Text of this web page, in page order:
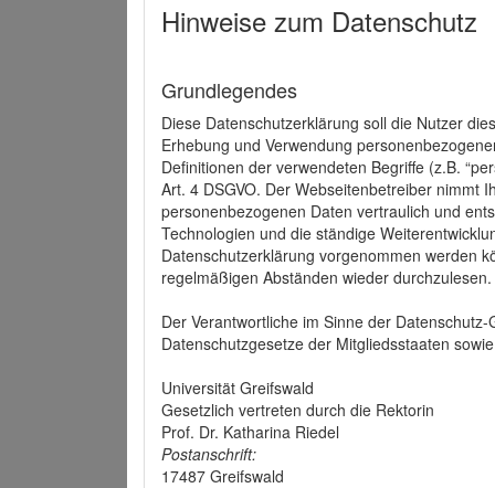
Hinweise zum Datenschutz
Grundlegendes
Diese Datenschutzerklärung soll die Nutzer
Erhebung und Verwendung
Definitionen der verwendeten Begriffe (z.B.
Art. 4 DSGVO. Der Webseitenbetreiber nimmt
personenbezogenen Daten vertraulich und
Technologien und die ständige
Datenschutzerklärung vorgenommen werden
regelmäßigen Abständen wieder durchzulesen.
Der Verantwortliche im Sinne der
Datenschutzgesetze der Mitgliedsstaaten
Universität Greifswald
Gesetzlich vertreten durch die Rektorin
Prof. Dr. Katharina Riedel
Postanschrift:
17487 Greifswald